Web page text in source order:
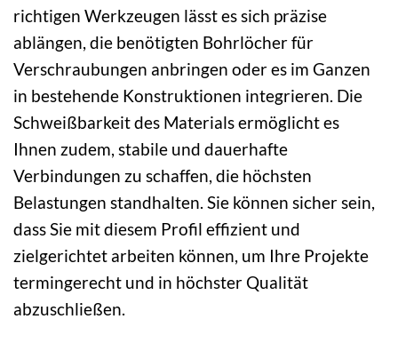
richtigen Werkzeugen lässt es sich präzise
ablängen, die benötigten Bohrlöcher für
Verschraubungen anbringen oder es im Ganzen
in bestehende Konstruktionen integrieren. Die
Schweißbarkeit des Materials ermöglicht es
Ihnen zudem, stabile und dauerhafte
Verbindungen zu schaffen, die höchsten
Belastungen standhalten. Sie können sicher sein,
dass Sie mit diesem Profil effizient und
zielgerichtet arbeiten können, um Ihre Projekte
termingerecht und in höchster Qualität
abzuschließen.